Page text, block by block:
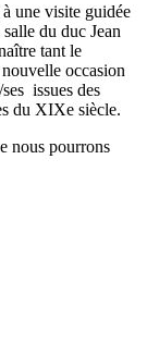
une visite guidée
du duc Jean
tant le
occasion
issues des
du XIXe siècle.
nous pourrons